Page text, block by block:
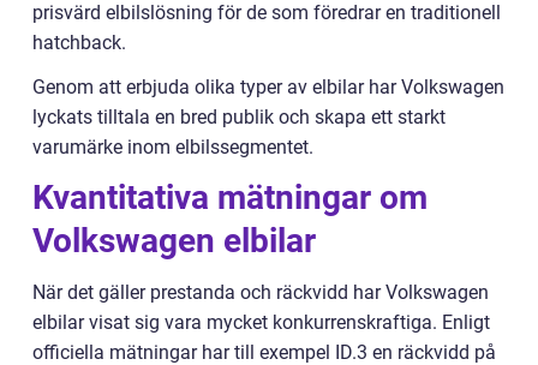
prisvärd elbilslösning för de som föredrar en traditionell
hatchback.
Genom att erbjuda olika typer av elbilar har Volkswagen
lyckats tilltala en bred publik och skapa ett starkt
varumärke inom elbilssegmentet.
Kvantitativa mätningar om
Volkswagen elbilar
När det gäller prestanda och räckvidd har Volkswagen
elbilar visat sig vara mycket konkurrenskraftiga. Enligt
officiella mätningar har till exempel ID.3 en räckvidd på